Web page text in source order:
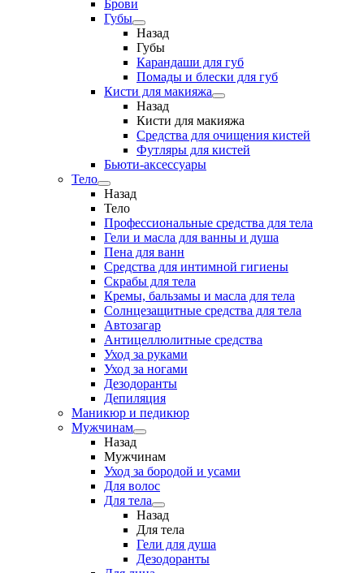
Брови
Губы
Назад
Губы
Карандаши для губ
Помады и блески для губ
Кисти для макияжа
Назад
Кисти для макияжа
Средства для очищения кистей
Футляры для кистей
Бьюти-аксессуары
Тело
Назад
Тело
Профессиональные средства для тела
Гели и масла для ванны и душа
Пена для ванн
Средства для интимной гигиены
Скрабы для тела
Кремы, бальзамы и масла для тела
Солнцезащитные средства для тела
Автозагар
Антицеллюлитные средства
Уход за руками
Уход за ногами
Дезодоранты
Депиляция
Маникюр и педикюр
Мужчинам
Назад
Мужчинам
Уход за бородой и усами
Для волос
Для тела
Назад
Для тела
Гели для душа
Дезодоранты